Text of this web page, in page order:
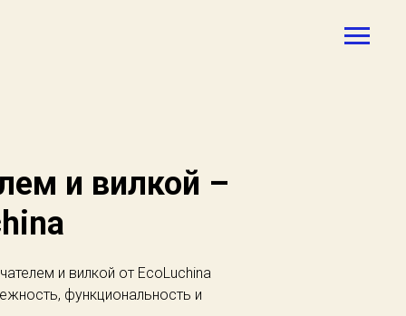
и вилкой –
и вилкой от EcoLuchina
функциональность и